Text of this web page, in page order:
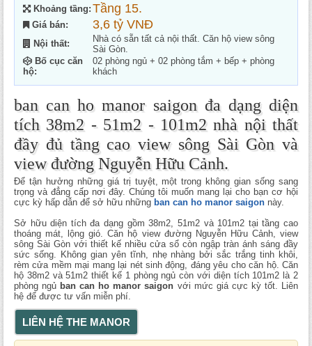
Khoảng tầng: Tầng 15.
Giá bán: 3,6 tỷ VNĐ
Nội thất:
Nhà có sẵn tất cả nội thất. Căn hộ view sông
Sài Gòn.
Bố cục căn
hộ:
02 phòng ngủ + 02 phòng tắm + bếp + phòng
khách
ban can ho manor saigon đa dạng diện
tích 38m2 - 51m2 - 101m2 nhà nội thất
đầy đủ tầng cao view sông Sài Gòn và
view đường Nguyễn Hữu Cảnh.
Để tận hưởng những giá trị tuyệt, một trong không gian sống sang
trọng và đẳng cấp nơi đây. Chúng tôi muốn mang lại cho bạn cơ hội
cực kỳ hấp dẫn để sở hữu những ban can ho manor saigon này.
Sở hữu diện tích đa dạng gồm 38m2, 51m2 và 101m2 tại tầng cao
thoáng mát, lộng gió. Căn hộ view đường Nguyễn Hữu Cảnh, view
sông Sài Gòn với thiết kế nhiều cửa sổ còn ngập tràn ánh sáng đầy
sức sống. Không gian yên tĩnh, nhẹ nhàng bởi sắc trắng tinh khôi,
rèm cửa mềm mại mang lại nét sinh động, đáng yêu cho căn hộ. Căn
hộ 38m2 và 51m2 thiết kế 1 phòng ngủ còn với diện tích 101m2 là 2
phòng ngủ ban can ho manor saigon với mức giá cực kỳ tốt. Liên
hệ để được tư vấn miễn phí.
LIÊN HỆ THE MANOR